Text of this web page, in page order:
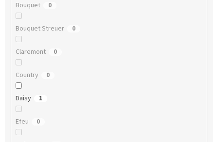
Bouquet 0
Bouquet Streuer 0
Claremont 0
Country 0
Daisy 1
Efeu 0